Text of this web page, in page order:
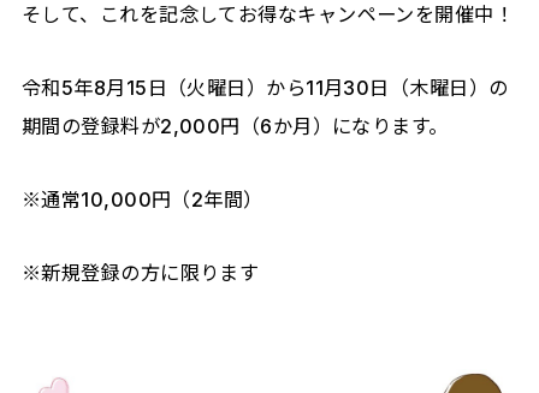
そして、これを記念してお得なキャンペーンを開催中！
令和5年8月15日（火曜日）から11月30日（木曜日）の
期間の登録料が2,000円（6か月）になります。
※通常10,000円（2年間）
※新規登録の方に限ります